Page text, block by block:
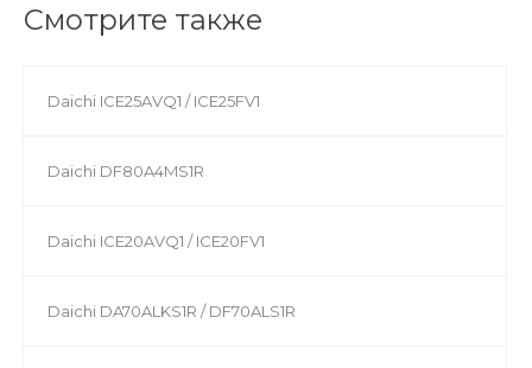
Смотрите также
Daichi ICE25AVQ1 / ICE25FV1
Daichi DF80A4MS1R
Daichi ICE20AVQ1 / ICE20FV1
Daichi DA70ALKS1R / DF70ALS1R